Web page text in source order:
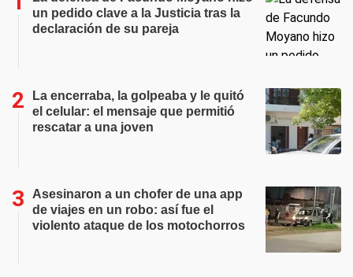
un pedido clave a la Justicia tras la
declaración de su pareja
La encerraba, la golpeaba y le quitó
el celular: el mensaje que permitió
rescatar a una joven
Asesinaron a un chofer de una app
de viajes en un robo: así fue el
violento ataque de los motochorros